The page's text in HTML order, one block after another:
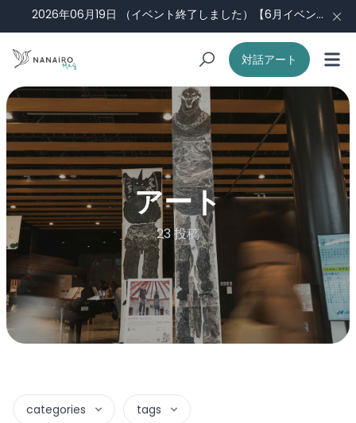
2026年06月19日 （イベント終了しました）【6月イベント】ナナイロ会議#3：福祉現場から見える景色 （Guest：田中侑未さん）
対話アート
アート
23 投稿
categories tags